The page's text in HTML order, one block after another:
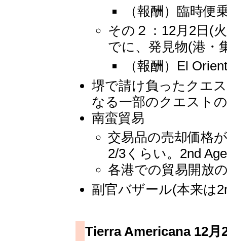
（報酬）臨時便
その２：12月2日(
でに、発見物(港・
（報酬）El
堺で請け負ったクエ
なる一部のクエスト
南蛮貿易
交易品の売却価格
2/3くらい。2nd
各港での貿易開放
副官バザール(本来は
Tierra Americana 12月